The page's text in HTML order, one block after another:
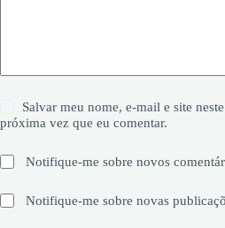
Salvar meu nome, e-mail e site
próxima vez que eu comentar.
Notifique-me sobre novos
Notifique-me sobre novas